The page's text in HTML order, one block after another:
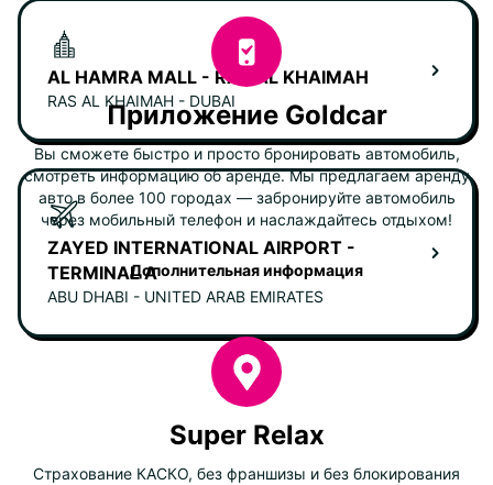
AL HAMRA MALL - RAS AL KHAIMAH
RAS AL KHAIMAH - DUBAI
ZAYED INTERNATIONAL AIRPORT -
TERMINAL A
ABU DHABI - UNITED ARAB EMIRATES
Приложение Goldcar
Вы сможете быстро и просто бронировать автомобиль,
смотреть информацию об аренде. Мы предлагаем аренду
авто в более 100 городах — забронируйте автомобиль
через мобильный телефон и наслаждайтесь отдыхом!
Дополнительная информация
Super Relax
Страхование КАСКО, без франшизы и без блокирования